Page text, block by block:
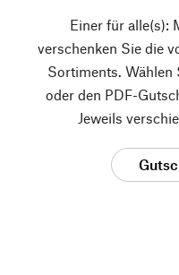
Einer für alle(s):
verschenken Sie die
Sortiments. Wählen
oder den PDF-
Jeweils